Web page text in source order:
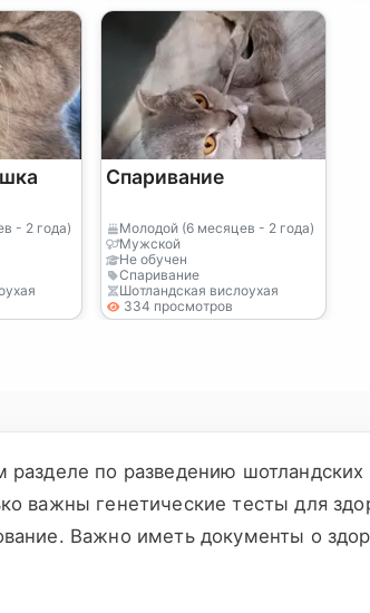
- 2 года)
Спаривание
Молодой (6 месяцев - 2 года)
Мужской
Не обучен
Спаривание
Шотландская вислоухая
334 просмотров
разделе по разведению
важны генетические тесты для
Важно иметь документы о
команда предлагает
гарантию на котят и